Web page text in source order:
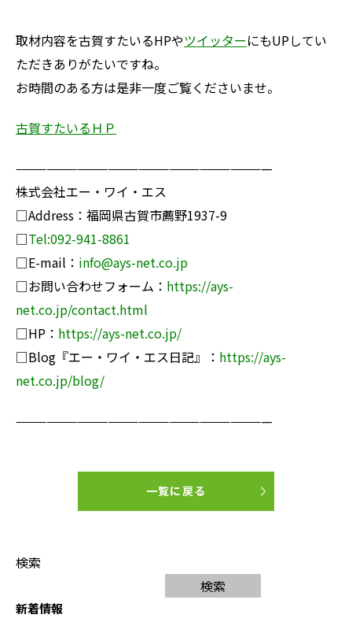
取材内容を古賀すたいるHPやツイッターにもUPしてい
ただきありがたいですね。
お時間のある方は是非一度ご覧くださいませ。
古賀すたいるＨＰ
—————————————————————————
株式会社エー・ワイ・エス
□Address：福岡県古賀市薦野1937-9
□Tel:092-941-8861
□E-mail： info@ays-net.co.jp
□お問い合わせフォーム： https://ays-
net.co.jp/contact.html
□HP： https://ays-net.co.jp/
□Blog『エー・ワイ・エス日記』： https://ays-
net.co.jp/blog/
—————————————————————————
一覧に戻る
検索
検索
新着情報